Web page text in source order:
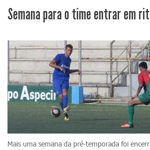
Semana para o time entrar em
Mais uma semana da pré-temporada foi